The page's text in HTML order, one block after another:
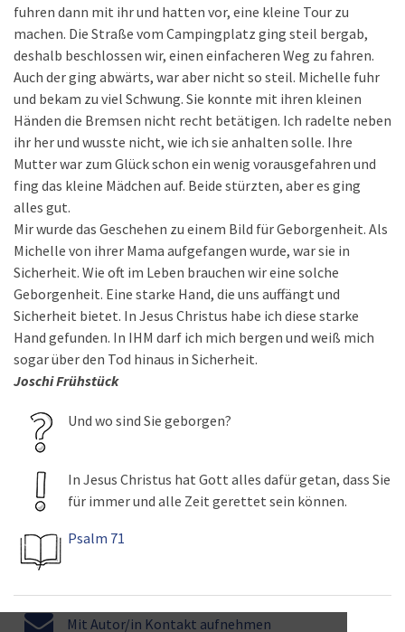
fuhren dann mit ihr und hatten vor, eine kleine Tour zu
machen. Die Straße vom Campingplatz ging steil bergab,
deshalb beschlossen wir, einen einfacheren Weg zu fahren.
Auch der ging abwärts, war aber nicht so steil. Michelle fuhr
und bekam zu viel Schwung. Sie konnte mit ihren kleinen
Händen die Bremsen nicht recht betätigen. Ich radelte neben
ihr her und wusste nicht, wie ich sie anhalten solle. Ihre
Mutter war zum Glück schon ein wenig vorausgefahren und
fing das kleine Mädchen auf. Beide stürzten, aber es ging
alles gut.
Mir wurde das Geschehen zu einem Bild für Geborgenheit. Als
Michelle von ihrer Mama aufgefangen wurde, war sie in
Sicherheit. Wie oft im Leben brauchen wir eine solche
Geborgenheit. Eine starke Hand, die uns auffängt und
Sicherheit bietet. In Jesus Christus habe ich diese starke
Hand gefunden. In IHM darf ich mich bergen und weiß mich
sogar über den Tod hinaus in Sicherheit.
Joschi Frühstück
Und wo sind Sie geborgen?
In Jesus Christus hat Gott alles dafür getan, dass Sie
für immer und alle Zeit gerettet sein können.
Psalm 71
Mit Autor/in Kontakt aufnehmen